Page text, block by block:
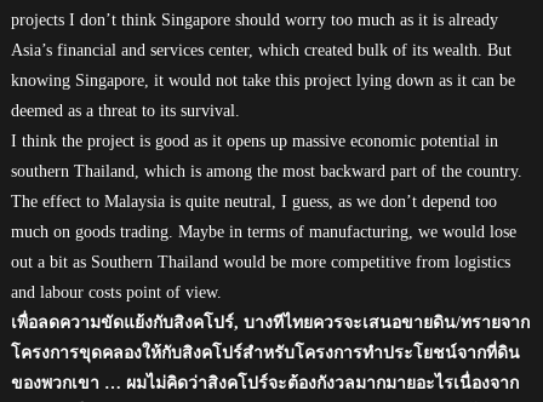
projects I don’t think Singapore should worry too much as it is already
Asia’s financial and services center, which created bulk of its wealth. But
knowing Singapore, it would not take this project lying down as it can be
deemed as a threat to its survival.
I think the project is good as it opens up massive economic potential in
southern Thailand, which is among the most backward part of the country.
The effect to Malaysia is quite neutral, I guess, as we don’t depend too
much on goods trading. Maybe in terms of manufacturing, we would lose
out a bit as Southern Thailand would be more competitive from logistics
and labour costs point of view.
เพื่อลดความขัดแย้งกับสิงคโปร์, บางทีไทยควรจะเสนอขายดิน/ทรายจาก
โครงการขุดคลองให้กับสิงคโปร์สำหรับโครงการทำประโยชน์จากที่ดิน
ของพวกเขา … ผมไม่คิดว่าสิงคโปร์จะต้องกังวลมากมายอะไรเนื่องจาก